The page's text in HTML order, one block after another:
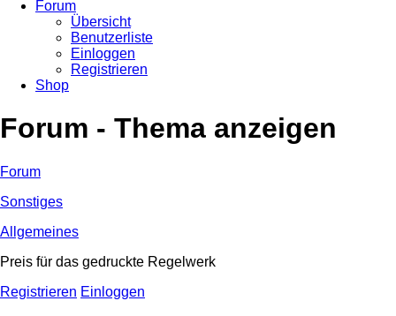
Forum
Übersicht
Benutzerliste
Einloggen
Registrieren
Shop
Forum - Thema anzeigen
Forum
Sonstiges
Allgemeines
Preis für das gedruckte Regelwerk
Registrieren Einloggen